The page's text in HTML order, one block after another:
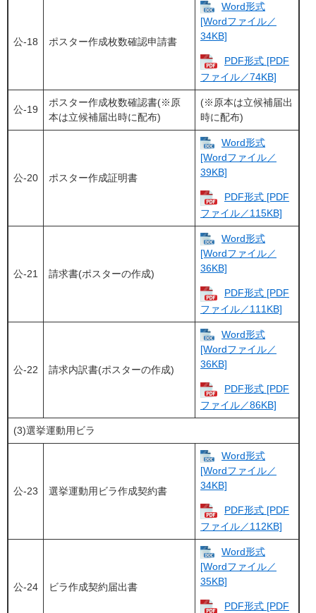
公-18 ポスター作成枚数確認申請書
Word形式
[Wordファイル／
34KB]
PDF形式 [PDF
ファイル／74KB]
公-19
ポスター作成枚数確認書(※原
本は立候補届出時に配布)
(※原本は立候補届出
時に配布)​
公-20 ポスター作成証明書
Word形式
[Wordファイル／
39KB]
PDF形式 [PDF
ファイル／115KB]
公-21 請求書(ポスターの作成)
Word形式
[Wordファイル／
36KB]
PDF形式 [PDF
ファイル／111KB]
公-22 請求内訳書(ポスターの作成)
Word形式
[Wordファイル／
36KB]
PDF形式 [PDF
ファイル／86KB]
(3)選挙運動用ビラ
公-23 選挙運動用ビラ作成契約書
Word形式
[Wordファイル／
34KB]
PDF形式 [PDF
ファイル／112KB]
公-24 ビラ作成契約届出書
Word形式
[Wordファイル／
35KB]
PDF形式 [PDF